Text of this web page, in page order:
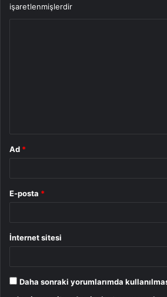
işaretlenmişlerdir
Ad *
E-posta *
İnternet sitesi
Daha sonraki yorumlarımda